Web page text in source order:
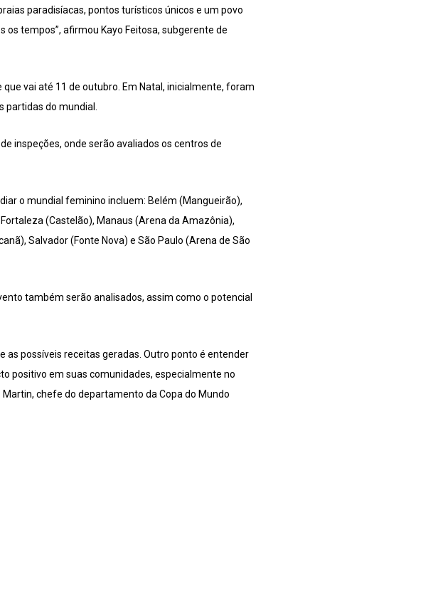
paradisíacas, pontos turísticos únicos e um povo
tempos”, afirmou Kayo Feitosa, subgerente de
vai até 11 de outubro. Em Natal, inicialmente, foram
partidas do mundial.
inspeções, onde serão avaliados os centros de
o mundial feminino incluem: Belém (Mangueirão),
(Castelão), Manaus (Arena da Amazônia),
Salvador (Fonte Nova) e São Paulo (Arena de São
também serão analisados, assim como o potencial
as possíveis receitas geradas. Outro ponto é entender
positivo em suas comunidades, especialmente no
chefe do departamento da Copa do Mundo